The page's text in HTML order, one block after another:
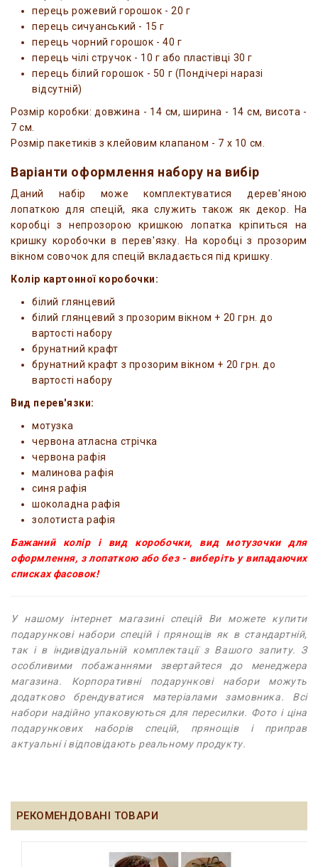
перець рожевий горошок - 20 г
перець сичуанський - 15 г
перець чорний горошок - 40 г
перець чілі стручок - 10 г або пластівці 30 г
перець білий горошок - 50 г (Пондічері наразі
відсутній)
Розмір коробки: довжина - 14 см, ширина - 14 см, висота -
7 см.
Розмір пакетиків з клейовим клапаном - 7 x 10 см.
Варіанти оформлення набору на вибір
Даний набір може комплектуватися дерев'яною
лопаткою для спецій, яка служить також як декор. На
коробці з непрозорою кришкою лопатка кріпиться на
кришку коробочки в перев'язку. На коробці з прозорим
вікном совочок для спецій вкладається під кришку.
Колір картонної коробочки:
білий глянцевий
білий глянцевий з прозорим вікном + 20 грн. до
вартості набору
брунатний крафт
брунатний крафт з прозорим вікном + 20 грн. до
вартості набору
Вид перев'язки:
мотузка
червона атласна стрічка
червона рафія
малинова рафія
синя рафія
шоколадна рафія
золотиста рафія
Бажаний колір і вид коробочки, вид мотузочки для
оформлення, з лопаткою або без - виберіть у випадаючих
списках фасовок!
У нашому інтернет магазині спецій Ви можете купити
подарункові набори спецій і прянощів як в стандартній,
так і в індивідуальній комплектації з Вашого запиту. З
особливими побажаннями звертайтеся до менеджера
магазина. Корпоративні подарункові набори можуть
додатково брендуватися матеріалами замовника. Всі
набори надійно упаковуються для пересилки. Фото і ціна
подарункових наборів спецій, прянощів і приправ
актуальні і відповідають реальному продукту.
РЕКОМЕНДОВАНІ ТОВАРИ